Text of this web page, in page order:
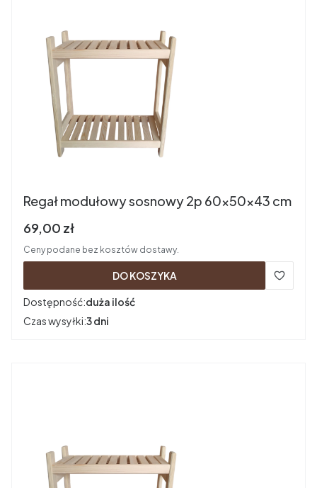
Regał modułowy sosnowy 2p 60x50x43 cm
Cena brutto
69,00 zł
Ceny podane bez kosztów dostawy.
DO KOSZYKA
Dostępność:duża ilość
Czas wysyłki:3 dni